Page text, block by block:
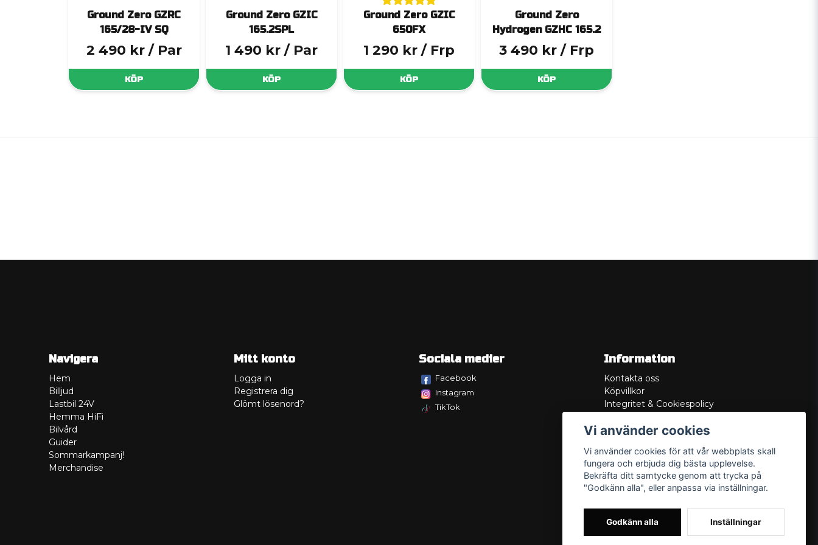
Ground Zero GZRC
165/28-IV SQ
2 490 kr / Par
KÖP
Ground Zero GZIC
165.2SPL
1 490 kr / Par
KÖP
Ground Zero GZIC
650FX
1 290 kr / Frp
KÖP
Ground Zero
Hydrogen GZHC 165.2
3 490 kr / Frp
KÖP
Navigera
Hem
Billjud
Lastbil 24V
Hemma HiFi
Bilvård
Guider
Sommarkampanj!
Merchandise
Mitt konto
Logga in
Registrera dig
Glömt lösenord?
Sociala medier
Facebook
Instagram
TikTok
Information
Kontakta oss
Köpvillkor
Integritet & Cookiespolicy
Service/Garanti
Lådritning
Om oss
Vi använder cookies
Vi använder cookies för att vår webbplats skall
fungera och erbjuda dig bästa upplevelse.
Bekräfta ditt samtycke genom att trycka på
"Godkänn alla", eller anpassa via inställningar.
Godkänn alla Inställningar